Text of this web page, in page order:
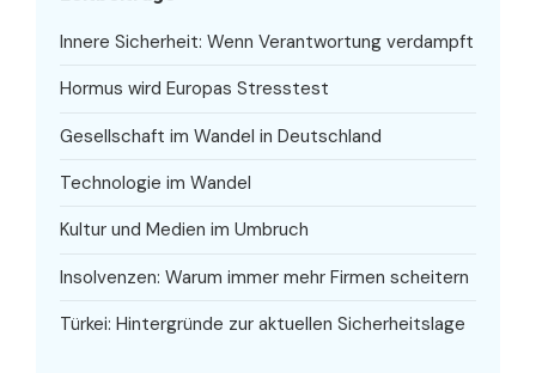
Innere Sicherheit: Wenn Verantwortung verdampft
Hormus wird Europas Stresstest
Gesellschaft im Wandel in Deutschland
Technologie im Wandel
Kultur und Medien im Umbruch
Insolvenzen: Warum immer mehr Firmen scheitern
Türkei: Hintergründe zur aktuellen Sicherheitslage